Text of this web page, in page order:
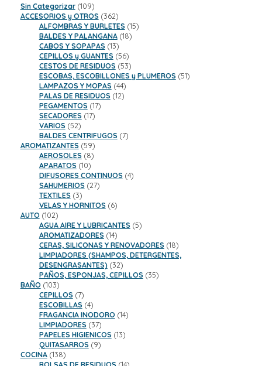
Sin Categorizar 109109
productos
ACCESORIOS y OTROS 362362
productos
ALFOMBRAS Y BURLETES 1515
BALDES Y PALANGANA 1818
CABOS Y SOPAPAS 1313
productos
CEPILLOS y GUANTES 5656
productos
CESTOS DE RESIDUOS 5353
productos
ESCOBAS, ESCOBILLONES y PLUMEROS 5151
LAMPAZOS Y MOPAS 4444
productos
PALAS DE RESIDUOS 1212
PEGAMENTOS 1717
SECADORES 1717
VARIOS 5252
productos
BALDES CENTRIFUGOS 77
AROMATIZANTES 5959
productos
AEROSOLES 88
productos
APARATOS 1010
productos
DIFUSORES CONTINUOS 44
SAHUMERIOS 2727
TEXTILES 33
productos
VELAS Y HORNITOS 66
AUTO 102102
productos
AGUA AIRE Y LUBRICANTES 55
AROMATIZADORES 1414
productos
CERAS, SILICONAS Y RENOVADORES 1818
productos
LIMPIADORES (SHAMPOS, DETERGENTES,
DESENGRASANTES) 3232
productos
PAÑOS, ESPONJAS, CEPILLOS 3535
BAÑO 103103
productos
CEPILLOS 77
productos
ESCOBILLAS 44
productos
FRAGANCIA INODORO 1414
LIMPIADORES 3737
productos
PAPELES HIGIENICOS 1313
QUITASARROS 99
COCINA 138138
productos
14